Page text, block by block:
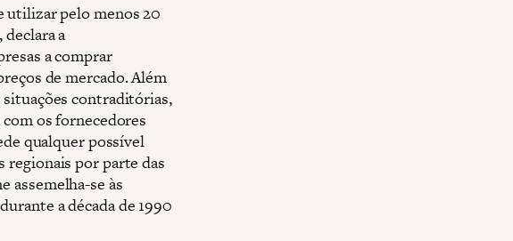
utilizar pelo menos 20
a
a comprar
de mercado. Além
situações contraditórias,
os fornecedores
qualquer possível
regionais por parte das
assemelha-se às
a década de 1990